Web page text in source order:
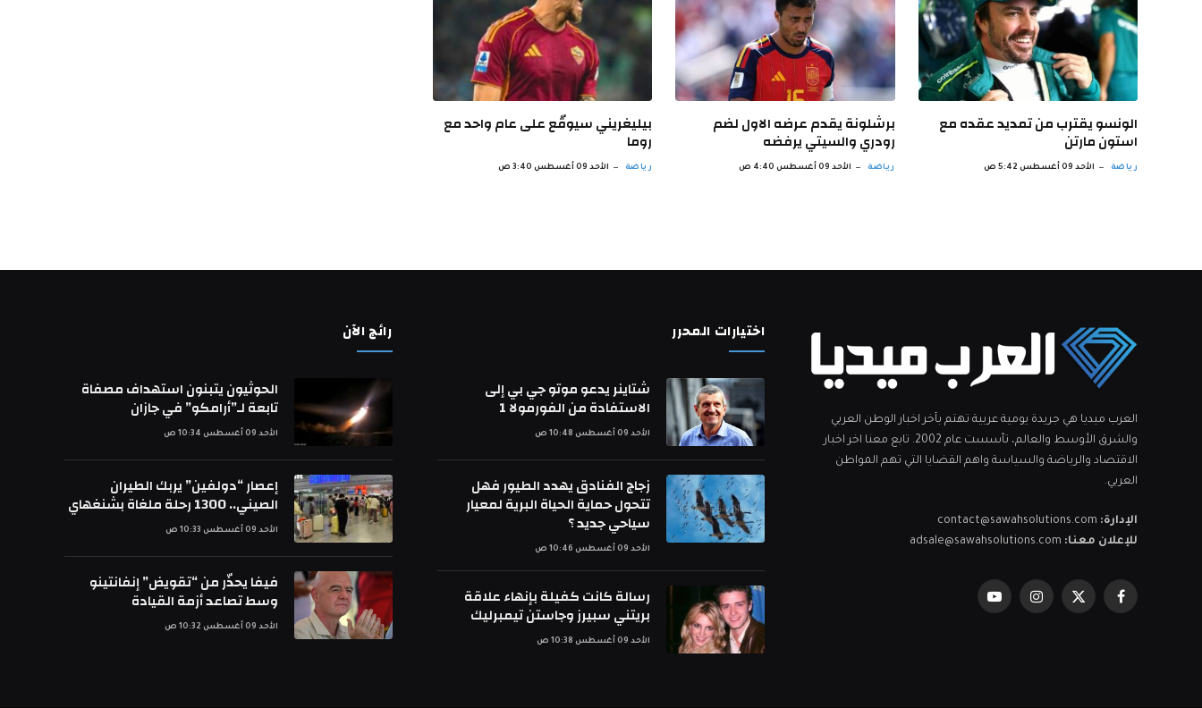
الونسو يقترب من تمديد عقده مع
استون مارتن
رياضة الأحد 09 أغسطس 5:42 ص
برشلونة يقدم عرضه الاول لضم
رودري والسيتي يرفضه
رياضة الأحد 09 أغسطس 4:40 ص
بيليغريني سيوقّع على عام واحد مع
روما
رياضة الأحد 09 أغسطس 3:40 ص
العرب ميديا هي جريدة يومية عربية تهتم بآخر اخبار الوطن العربي
والشرق الأوسط والعالم، تأسست عام 2002. تابع معنا اخر اخبار
الاقتصاد والرياضة والسياسة واهم القضايا التي تهم المواطن
العربي.
الإدارة: contact@sawahsolutions.com
للإعلان معنا: adsale@sawahsolutions.com
فيسبوكX
الانستغراميوتيوب
اختيارات المحرر
شتاينر يدعو موتو جي بي إلى
الاستفادة من الفورمولا 1
الأحد 09 أغسطس 10:48 ص
زجاج الفنادق يهدد الطيور فهل
تتحول حماية الحياة البرية لمعيار
سياحي جديد ؟
الأحد 09 أغسطس 10:46 ص
رسالة كانت كفيلة بإنهاء علاقة
بريتني سبيرز وجاستن تيمبرليك
الأحد 09 أغسطس 10:38 ص
رائج الآن
الحوثيون يتبنون استهداف مصفاة
تابعة لـ”أرامكو” في جازان
الأحد 09 أغسطس 10:34 ص
إعصار “دولفين” يربك الطيران
الصيني.. 1300 رحلة ملغاة بشنغهاي
الأحد 09 أغسطس 10:33 ص
فيفا يحذّر من “تقويض” إنفانتينو
وسط تصاعد أزمة القيادة
الأحد 09 أغسطس 10:32 ص